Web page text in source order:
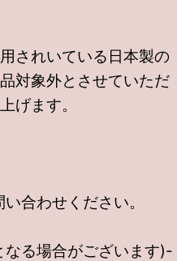
されいている日本製の
対象外とさせていただ
げます。
合わせください。
る場合がございます)-